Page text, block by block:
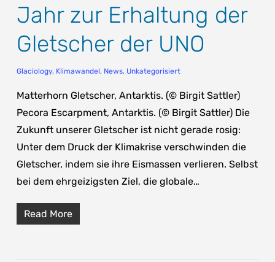
Jahr zur Erhaltung der
Gletscher der UNO
Glaciology, Klimawandel, News, Unkategorisiert
Matterhorn Gletscher, Antarktis. (© Birgit Sattler)
Pecora Escarpment, Antarktis. (© Birgit Sattler) Die
Zukunft unserer Gletscher ist nicht gerade rosig:
Unter dem Druck der Klimakrise verschwinden die
Gletscher, indem sie ihre Eismassen verlieren. Selbst
bei dem ehrgeizigsten Ziel, die globale…
Read More